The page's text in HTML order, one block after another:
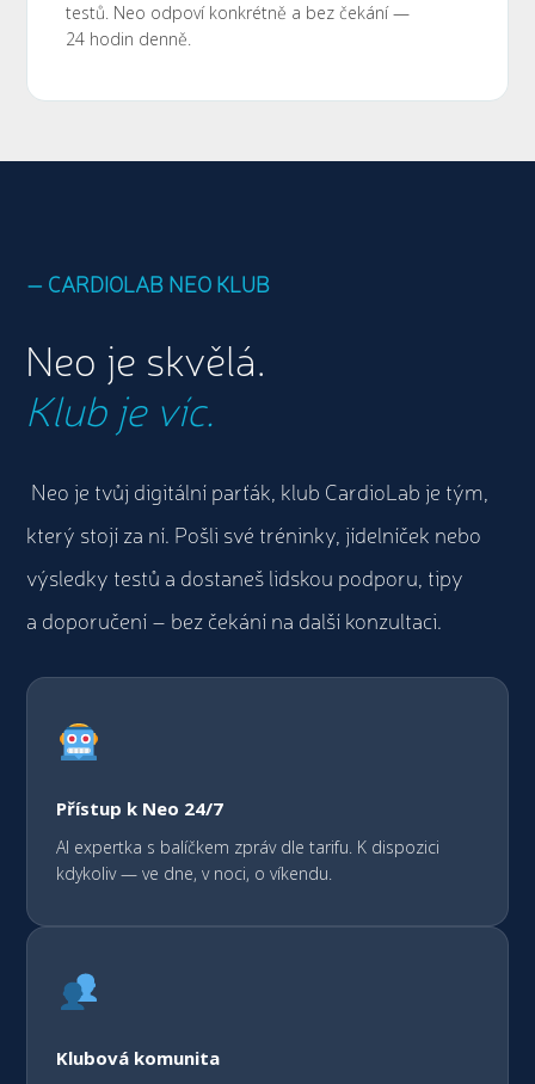
testů. Neo odpoví konkrétně a bez čekání —
24 hodin denně.
— CARDIOLAB NEO KLUB
Neo je skvělá.
Klub je víc.
Neo je tvůj digitální parťák, klub CardioLab je tým,
který stojí za ní. Pošli své tréninky, jídelníček nebo
výsledky testů a dostaneš lidskou podporu, tipy
a doporučení – bez čekání na další konzultaci.
Přístup k Neo 24/7
AI expertka s balíčkem zpráv dle tarifu. K dispozici
kdykoliv — ve dne, v noci, o víkendu.
Klubová komunita